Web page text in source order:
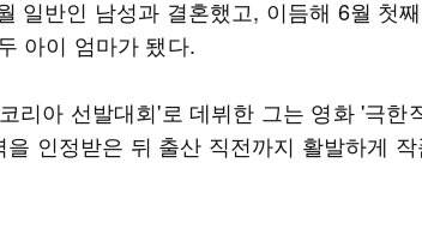
일반인 남성과 결혼했고, 이듬해 6월 첫
아이 엄마가 됐다.
리아 선발대회'로 데뷔한 그는 영화 '극한
인정받은 뒤 출산 직전까지 활발하게